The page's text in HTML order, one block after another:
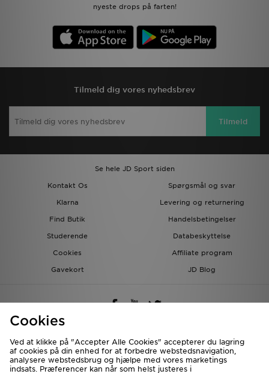
nyeste drops på farten!
Tilmeld dig vores nyhedsbrev
Tilmeld
Se hele JD Sport siden
Kontakt Os
Spørgsmål og svar
Klarna
Levering og returnering
Find Butik
Handelsbetingelser
Studerende
Databeskyttelse
Cookies
Affiliate program
Gavekort
JD Blog
Forsendelse Til
Danmark
Cookies
Ved at klikke på "Accepter Alle Cookies" accepterer du lagring
af cookies på din enhed for at forbedre webstedsnavigation,
analysere webstedsbrug og hjælpe med vores marketings
indsats. Præferencer kan når som helst justeres i